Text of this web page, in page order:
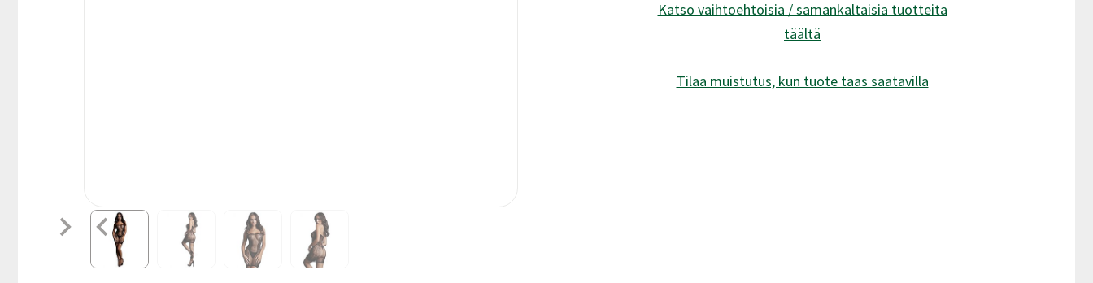
Katso vaihtoehtoisia / samankaltaisia tuotteita
täältä
Tilaa muistutus, kun tuote taas saatavilla